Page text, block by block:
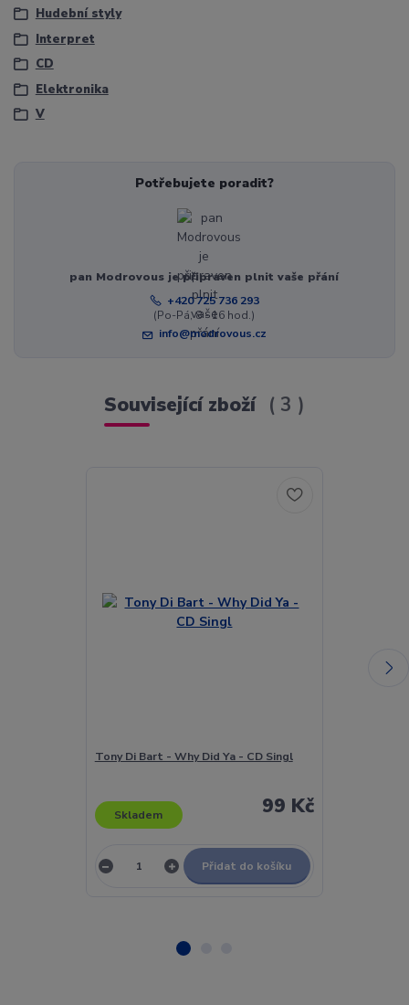
Hudební styly
Interpret
CD
Elektronika
V
Potřebujete poradit?
pan Modrovous je připraven plnit vaše přání
+420 725 736 293
(Po-Pá, 8 - 16 hod.)
info@modrovous.cz
Související zboží 3
Tony Di Bart - Why Did Ya - CD Singl
99 Kč
Skladem
Přidat do košíku